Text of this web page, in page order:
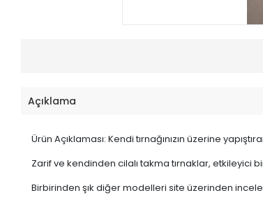
Açıklama
Ürün Açıklaması: Kendi tırnağınızın üzerine
Zarif ve kendinden cilalı takma tırnaklar, etkileyici
Birbirinden şık diğer modelleri site üzerinden